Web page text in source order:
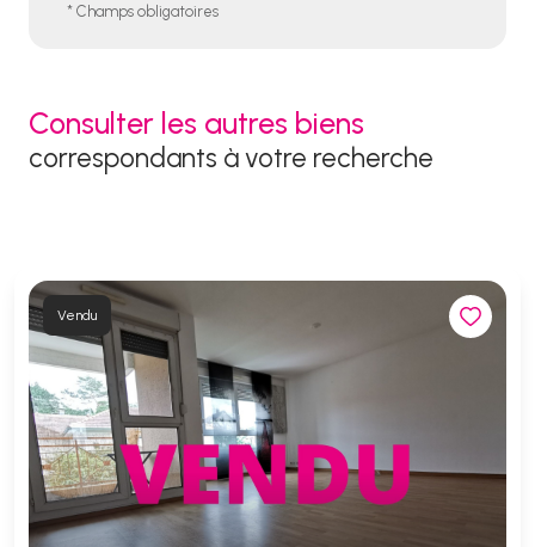
* Champs obligatoires
Consulter les autres biens
correspondants à votre recherche
Vendu